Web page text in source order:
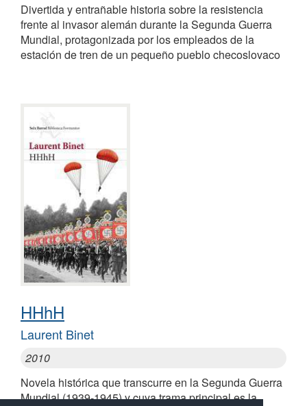
Divertida y entrañable historia sobre la resistencia
frente al invasor alemán durante la Segunda Guerra
Mundial, protagonizada por los empleados de la
estación de tren de un pequeño pueblo checoslovaco
HHhH
Laurent Binet
2010
Novela histórica que transcurre en la Segunda Guerra
Mundial (1939-1945) y cuya trama principal es la